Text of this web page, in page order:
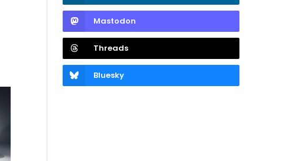
Mastodon
Threads
Bluesky